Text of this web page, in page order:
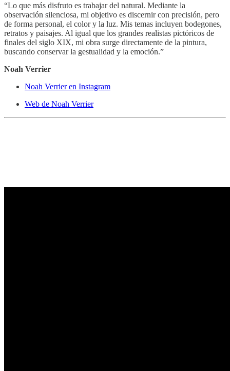
“Lo que más disfruto es trabajar del natural. Mediante la
observación silenciosa, mi objetivo es discernir con precisión, pero
de forma personal, el color y la luz. Mis temas incluyen bodegones,
retratos y paisajes. Al igual que los grandes realistas pictóricos de
finales del siglo XIX, mi obra surge directamente de la pintura,
buscando conservar la gestualidad y la emoción.”
Noah Verrier
Noah Verrier en Instagram
Web de Noah Verrier